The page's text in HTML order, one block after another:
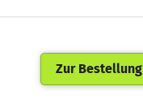
Zur Bestellung